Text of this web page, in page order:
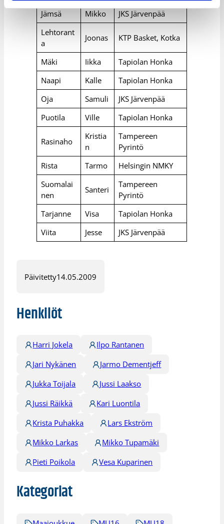
Jämsä
Mikko
JKS Järvenpää
Lehtorant
a
Joonas KTP Basket, Kotka
Mäki Iikka
Tapiolan Honka
Naapi
Kalle
Tapiolan Honka
Oja
Samuli
JKS Järvenpää
Puotila
Ville Tapiolan Honka
Rasinaho
Kristia
n
Tampereen
Pyrintö
Rista
Tarmo
Helsingin NMKY
Suomalai
nen
Santeri
Tampereen
Pyrintö
Tarjanne
Visa
Tapiolan Honka
Viita
Jesse JKS Järvenpää
Päivitetty14.05.2009
Henkilöt
Harri Jokela
Ilpo Rantanen
Jari Nykänen
Jarmo Dementjeff
Jukka Toijala
Jussi Laakso
Jussi Räikkä
Kari Luontila
Krista Puhakka
Lars Ekström
Mikko Larkas
Mikko Tupamäki
Pieti Poikola
Vesa Kuparinen
Kategoriat